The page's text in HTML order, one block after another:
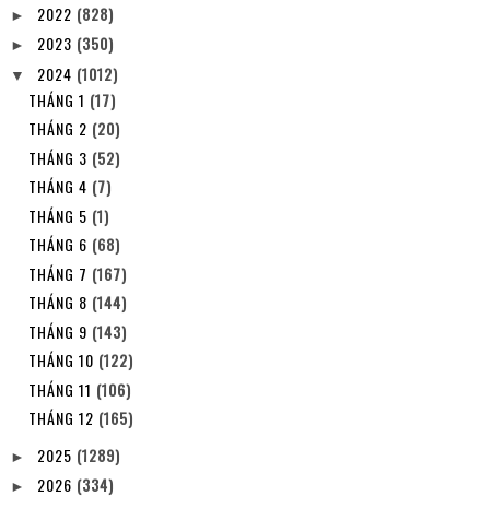
► 2022 (828)
► 2023 (350)
▼ 2024 (1012)
THÁNG 1 (17)
THÁNG 2 (20)
THÁNG 3 (52)
THÁNG 4 (7)
THÁNG 5 (1)
THÁNG 6 (68)
THÁNG 7 (167)
THÁNG 8 (144)
THÁNG 9 (143)
THÁNG 10 (122)
THÁNG 11 (106)
THÁNG 12 (165)
► 2025 (1289)
► 2026 (334)